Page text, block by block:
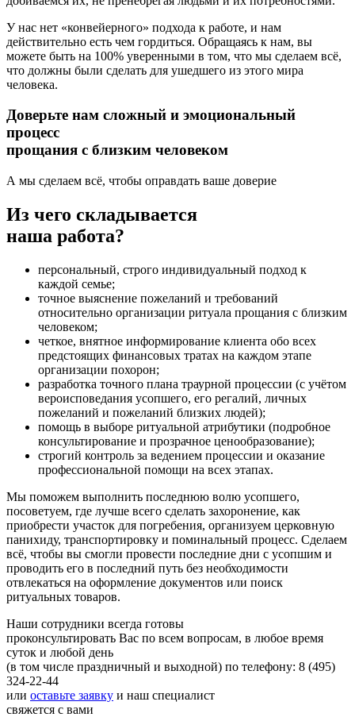
У нас нет «конвейерного» подхода к работе, и нам
действительно есть чем гордиться. Обращаясь к нам, вы
можете быть на 100% уверенными в том, что мы сделаем всё,
что должны были сделать для ушедшего из этого мира
человека.
Доверьте нам сложный и эмоциональный
процесс
прощания с близким человеком
А мы сделаем всё, чтобы оправдать ваше доверие
Из чего складывается
наша работа?
персональный, строго индивидуальный подход к
каждой семье;
точное выяснение пожеланий и требований
относительно организации ритуала прощания с близким
человеком;
четкое, внятное информирование клиента обо всех
предстоящих финансовых тратах на каждом этапе
организации похорон;
разработка точного плана траурной процессии (с учётом
вероисповедания усопшего, его регалий, личных
пожеланий и пожеланий близких людей);
помощь в выборе ритуальной атрибутики (подробное
консультирование и прозрачное ценообразование);
строгий контроль за ведением процессии и оказание
профессиональной помощи на всех этапах.
Мы поможем выполнить последнюю волю усопшего,
посоветуем, где лучше всего сделать захоронение, как
приобрести участок для погребения, организуем церковную
панихиду, транспортировку и поминальный процесс. Сделаем
всё, чтобы вы смогли провести последние дни с усопшим и
проводить его в последний путь без необходимости
отвлекаться на оформление документов или поиск
ритуальных товаров.
Наши сотрудники всегда готовы
проконсультировать Вас по всем вопросам, в любое время
суток и любой день
(в том числе праздничный и выходной) по телефону: 8 (495)
324-22-44
или оставьте заявку и наш специалист
свяжется с вами